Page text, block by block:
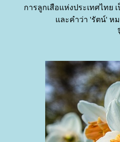
การลูกเสือแห่งประเทศไทย
ละคำว่า 'รัตน์' หม